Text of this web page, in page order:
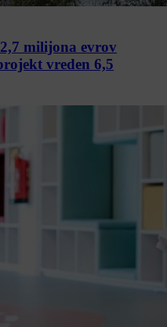
milijona evrov
vreden 6,5